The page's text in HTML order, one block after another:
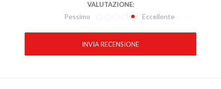
VALUTAZIONE:
Pessimo Eccellente